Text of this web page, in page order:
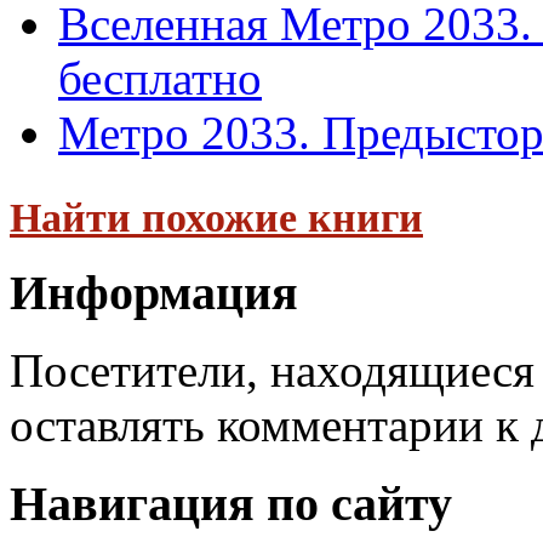
Вселенная Метро
бесплатно
Метро 2033.
Найти похожие книги
Информация
Посетители,
оставлять комментарии к
Навигация по сайту